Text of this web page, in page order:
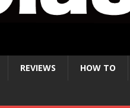
REVIEWS HOW TO